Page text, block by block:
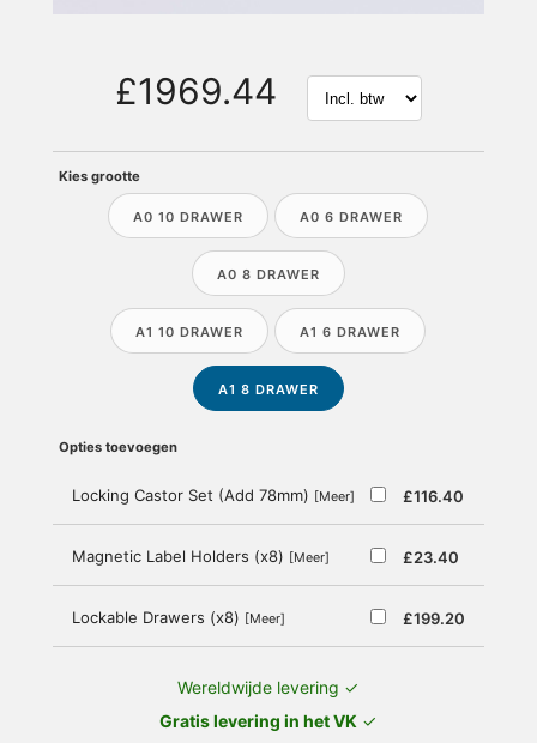
£1969.44
Kies grootte
A0 10 DRAWER A0 6 DRAWER
A0 8 DRAWER
A1 10 DRAWER A1 6 DRAWER
A1 8 DRAWER
Opties toevoegen
£116.40
Locking Castor Set (Add 78mm) [Meer]
£23.40
Magnetic Label Holders (x8) [Meer]
£199.20
Lockable Drawers (x8) [Meer]
Wereldwijde levering ✓
Gratis levering in het VK ✓